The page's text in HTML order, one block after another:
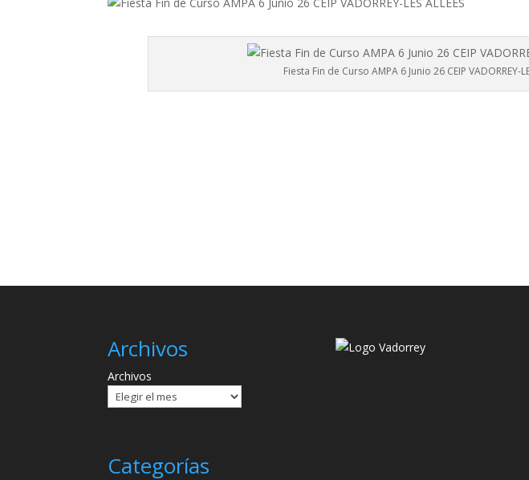
Fiesta Fin de Curso AMPA 6 Junio 26 CEIP VADORREY-
Archivos
Archivos
Categorías